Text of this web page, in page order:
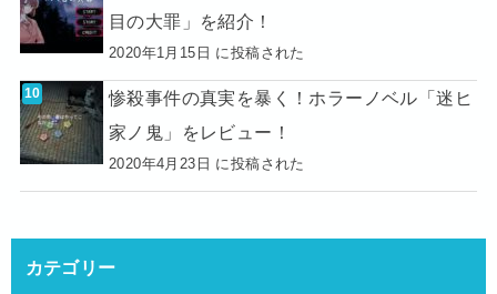
目の大罪」を紹介！
2020年1月15日 に投稿された
惨殺事件の真実を暴く！ホラーノベル「迷ヒ
家ノ鬼」をレビュー！
2020年4月23日 に投稿された
カテゴリー